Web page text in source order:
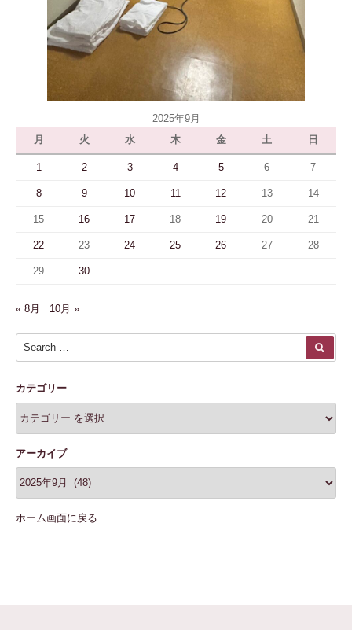
2025年9月
月
火 水 木 金 土 日
1 2 3 4 5 6 7
8 9 10 11 12 13 14
15 16 17 18 19 20 21
22 23 24 25 26 27 28
29 30
« 8月 10月 »
Search for:
カテゴリー
アーカイブ
ホーム画面に戻る